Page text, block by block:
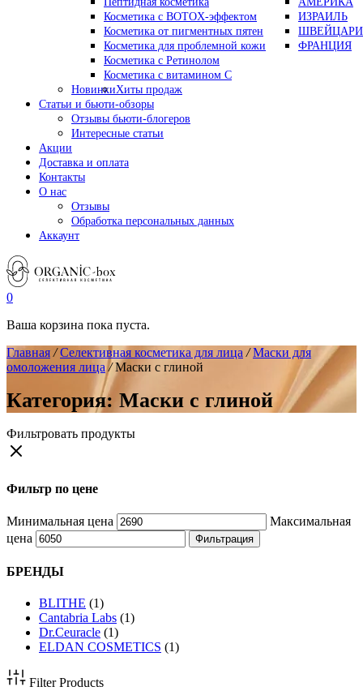
Косметика с BOTOX-эффектом
Косметика от пигментных пятен
Косметика для проблемной кожи
Косметика с Ретинолом
Косметика с витамином С
ИЗРАИЛЬ
ФРАНЦИЯ
НовинкиХиты продаж
Статьи и бьюти-обзоры
Отзывы бьюти-блогеров
Интересные статьи
Акции
Доставка и оплата
Контакты
О нас
Отзывы
Обработка персональных данных
Аккаунт
0
Ваша корзина пока пуста.
Главная /Селективная косметика для лица /Маски для
омоложения лица/Маски с глиной
Категория: Маски с глиной
Фильтровать продукты
Фильтр по цене
Минимальная цена
Максимальная
цена
Фильтрация
БРЕНДЫ
BLITHE (1)
Cantabria Labs (1)
Dr.Ceuracle (1)
ELDAN COSMETICS (1)
Filter Products